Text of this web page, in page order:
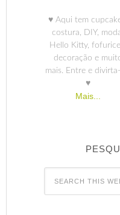
♥ Aqui tem
costura, DIY,
Hello Kitty,
decoração e
mais. Entre e
♥
Mais...